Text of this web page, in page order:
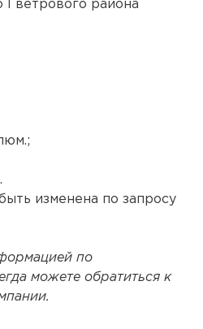
I ветрового района
изменена по запросу
по
можете обратиться к